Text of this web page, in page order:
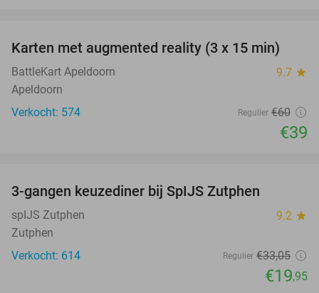
35%
Karten met augmented reality (3 x 15 min)
BattleKart Apeldoorn 9.7 star
Apeldoorn
Verkocht: 574
Regulier €60
€39
3-gangen keuzediner bij SpIJS Zutphen
spIJS Zutphen 9.2 star
Zutphen
Verkocht: 614
Regulier €33,05
€19,95